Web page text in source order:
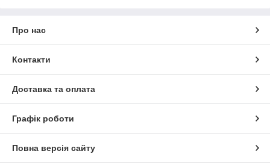
Про нас
Контакти
Доставка та оплата
Графік роботи
Повна версія сайту